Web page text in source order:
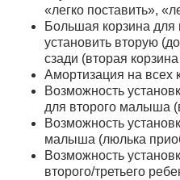
«легко поставить»,
Большая корзина для
установить вторую
сзади (вторая
Амортизация на всех
Возможность
для второго малыша
Возможность
малыша (люлька
Возможность
второго/третьего